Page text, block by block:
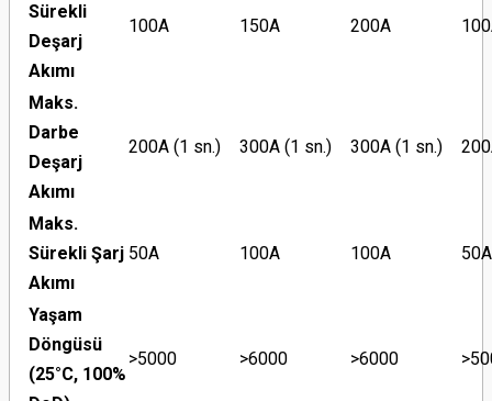
Sürekli
Deşarj
Akımı
100A 150A 200A
Maks.
Darbe
Deşarj
Akımı
200A (1 sn.) 300A (1 sn.) 300A (1 sn.)
Maks.
Sürekli Şarj
Akımı
50A 100A 100A 50A
Yaşam
Döngüsü
(25°C, 100%
>5000 >6000 >6000